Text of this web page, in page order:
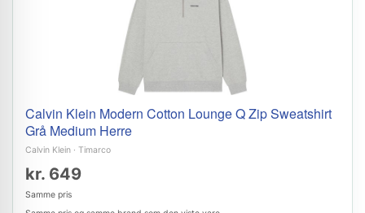
Calvin Klein Modern Cotton Lounge Q Zip Sweatshirt
Grå Medium Herre
Calvin Klein · Timarco
kr. 649
Samme pris